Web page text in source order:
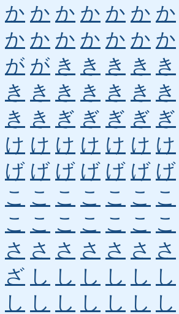
か か か か か か か
か か か か か か か
が が き き き き き
き き き き き き き
き き ぎ ぎ ぎ ぎ ぎ
け け け け け け け
げ げ げ げ げ げ げ
こ こ こ こ こ こ こ
こ こ こ こ こ こ こ
さ さ さ さ さ さ さ
ざ し し し し し し
し し し し し し し